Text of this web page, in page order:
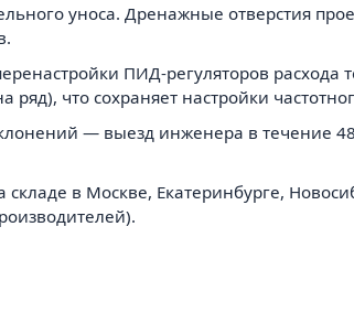
уноса. Дренажные отверстия
ПИД-регуляторов расхода
ряд), что сохраняет настройки
— выезд инженера в течение
в Москве, Екатеринбурге,